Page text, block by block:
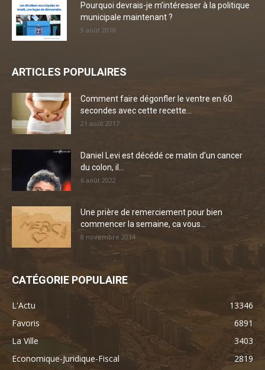
Pourquoi devrais-je m’intéresser à la politique
municipale maintenant ?
9 août 2018
ARTICLES POPULAIRES
Comment faire dégonfler le ventre en 60
secondes avec cette recette...
21 août 2017
Daniel Levi est décédé ce matin d’un cancer
du colon, il...
6 août 2022
Une prière de remerciement pour bien
commencer la semaine, ca vous...
8 novembre 2014
CATÉGORIE POPULAIRE
L'Actu
13346
Favoris
6891
La Ville
3403
Economique-Juridique-Fiscal
2819